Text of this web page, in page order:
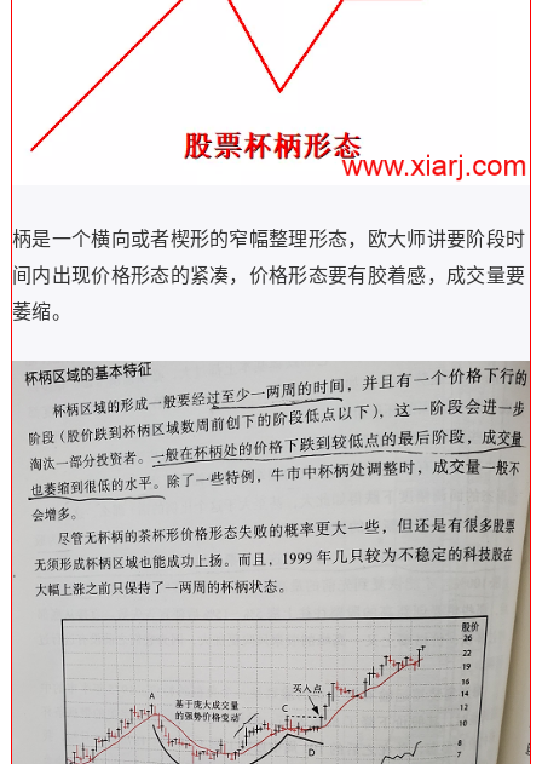
柄是一个横向或者楔形的窄幅整理形态，欧大师讲要阶段时
间内出现价格形态的紧凑，价格形态要有胶着感，成交量要
萎缩。